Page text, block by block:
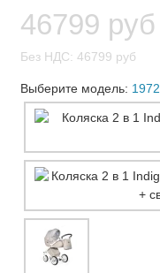
46799 руб
Без НДС: 46799 руб
Выберите модель: 1972